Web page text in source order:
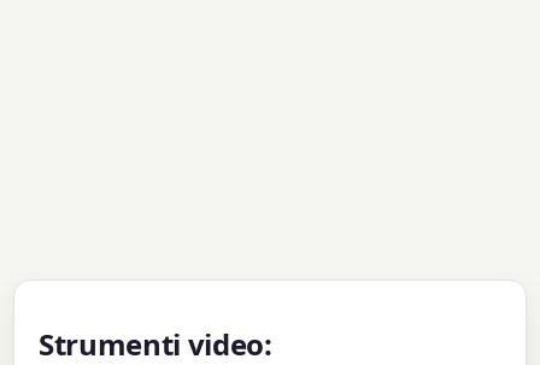
Strumenti video: